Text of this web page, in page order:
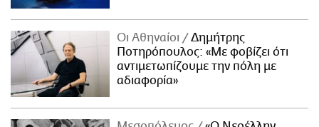
Οι Αθηναίοι
Δημήτρης
Ποτηρόπουλος: «Με φοβίζει ότι
αντιμετωπίζουμε την πόλη με
αδιαφορία»